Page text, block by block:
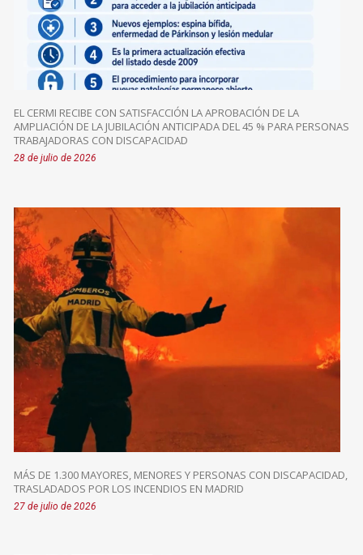
EL CERMI RECIBE CON SATISFACCIÓN LA APROBACIÓN DE LA
AMPLIACIÓN DE LA JUBILACIÓN ANTICIPADA DEL 45 % PARA PERSONAS
TRABAJADORAS CON DISCAPACIDAD
28 de julio de 2026
MÁS DE 1.300 MAYORES, MENORES Y PERSONAS CON DISCAPACIDAD,
TRASLADADOS POR LOS INCENDIOS EN MADRID
27 de julio de 2026